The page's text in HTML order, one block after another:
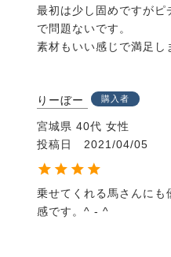
最初は少し固めですがピ
で問題ないです。
素材もいい感じで満足し
りーぼー 購入者
宮城県 40代 女性
投稿日
2021/04/05
乗せてくれる馬さんにも
感です。^ - ^